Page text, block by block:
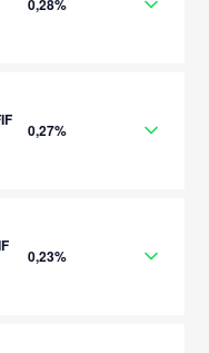
0,28%
0,27%
0,23%